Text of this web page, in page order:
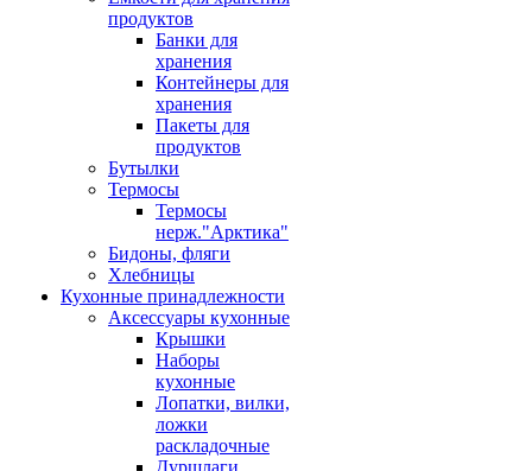
продуктов
Банки для
хранения
Контейнеры для
хранения
Пакеты для
продуктов
Бутылки
Термосы
Термосы
нерж."Арктика"
Бидоны, фляги
Хлебницы
Кухонные принадлежности
Аксессуары кухонные
Крышки
Наборы
кухонные
Лопатки, вилки,
ложки
раскладочные
Дуршлаги